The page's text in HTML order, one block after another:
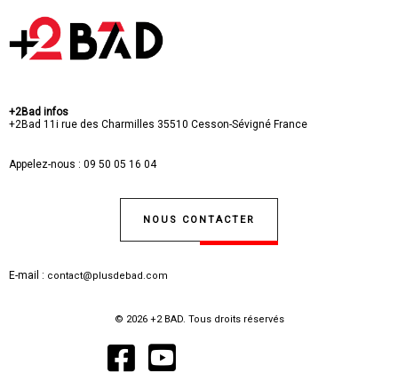
+2Bad infos
+2Bad 11i rue des Charmilles 35510 Cesson-Sévigné France
Appelez-nous : 09 50 05 16 04
NOUS CONTACTER
E-mail : contact@plusdebad.com
© 2026 +2 BAD. Tous droits réservés